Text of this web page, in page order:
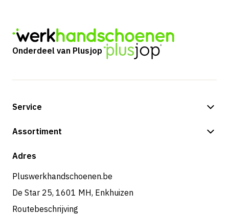
Onderdeel van Plusjop
Service
Betalingsmogelijkheden
Retouren & service
Assortiment
Shop
Adres
Pluswerkhandschoenen.be
De Star 25, 1601 MH, Enkhuizen
Routebeschrijving